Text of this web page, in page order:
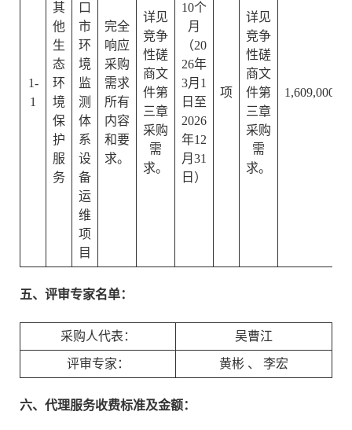
1-
1
其
他
生
态
环
境
保
护
服
务
口
市
环
境
监
测
体
系
设
备
运
维
项
目
完全
响应
采购
需求
所有
内容
和要
求。
详见
竞争
性磋
商文
件第
三章
采购
需
求。
10个
月
（20
26年
3月1
日至
2026
年12
月31
日）
项
详见
竞争
性磋
商文
件第
三章
采购
需
求。
1,609,000.00
五、评审专家名单：
采购人代表： 吴曹江
评审专家： 黄彬 、 李宏
六、代理服务收费标准及金额：